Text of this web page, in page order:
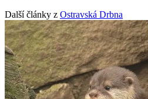
Další články z Ostravská Drbna